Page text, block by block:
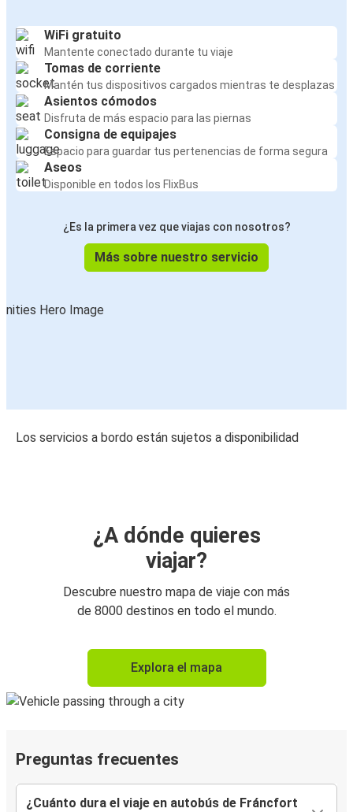
WiFi gratuito
Mantente conectado durante tu viaje
Tomas de corriente
Mantén tus dispositivos cargados mientras te desplazas
Asientos cómodos
Disfruta de más espacio para las piernas
Consigna de equipajes
Espacio para guardar tus pertenencias de forma segura
Aseos
Disponible en todos los FlixBus
¿Es la primera vez que viajas con nosotros?
Más sobre nuestro servicio
Los servicios a bordo están sujetos a disponibilidad
¿A dónde quieres
viajar?
Descubre nuestro mapa de viaje con más
de 8000 destinos en todo el mundo.
Explora el mapa
Preguntas frecuentes
¿Cuánto dura el viaje en autobús de Fráncfort